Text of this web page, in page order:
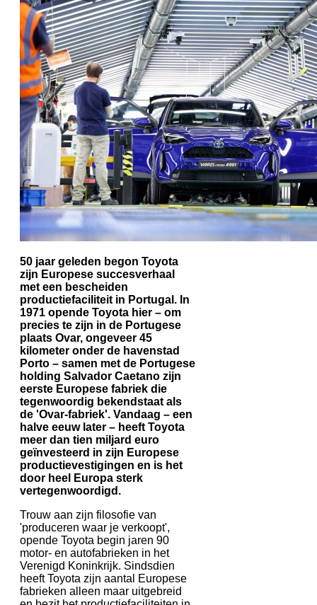
50 jaar geleden begon Toyota
zijn Europese succesverhaal
met een bescheiden
productiefaciliteit in Portugal. In
1971 opende Toyota hier – om
precies te zijn in de Portugese
plaats Ovar, ongeveer 45
kilometer onder de havenstad
Porto – samen met de Portugese
holding Salvador Caetano zijn
eerste Europese fabriek die
tegenwoordig bekendstaat als
de 'Ovar-fabriek'. Vandaag – een
halve eeuw later – heeft Toyota
meer dan tien miljard euro
geïnvesteerd in zijn Europese
productievestigingen en is het
door heel Europa sterk
vertegenwoordigd.
Trouw aan zijn filosofie van
'produceren waar je verkoopt',
opende Toyota begin jaren 90
motor- en autofabrieken in het
Verenigd Koninkrijk. Sindsdien
heeft Toyota zijn aantal Europese
fabrieken alleen maar uitgebreid